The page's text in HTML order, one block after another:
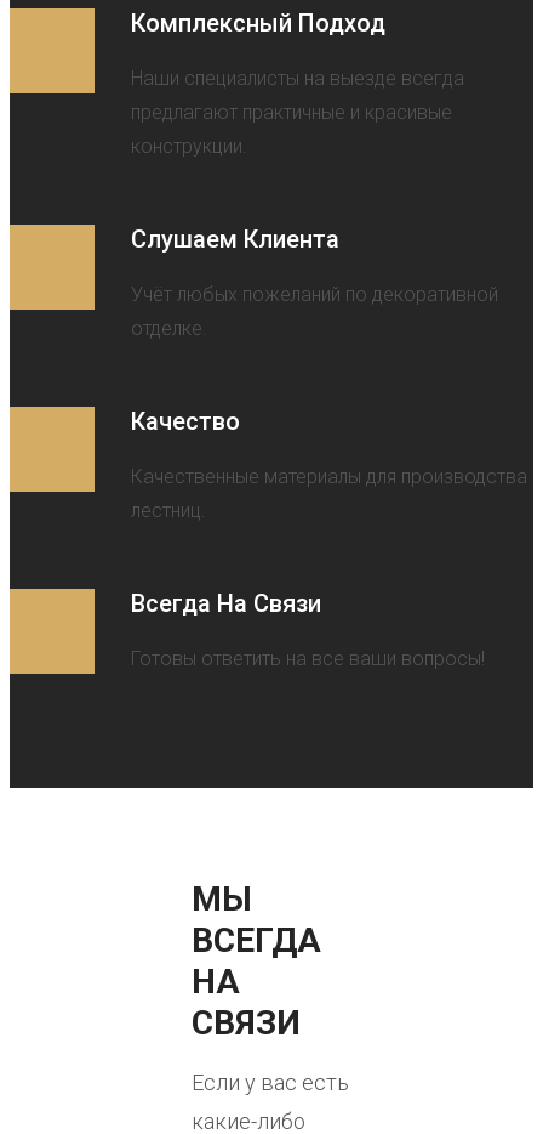
Комплексный Подход
Наши специалисты на выезде всегда
предлагают практичные и красивые
конструкции.
Слушаем Клиента
Учёт любых пожеланий по декоративной
отделке.
Качество
Качественные материалы для производства
лестниц.
Всегда На Связи
Готовы ответить на все ваши вопросы!
МЫ
ВСЕГДА
НА
СВЯЗИ
Если у вас есть
какие-либо